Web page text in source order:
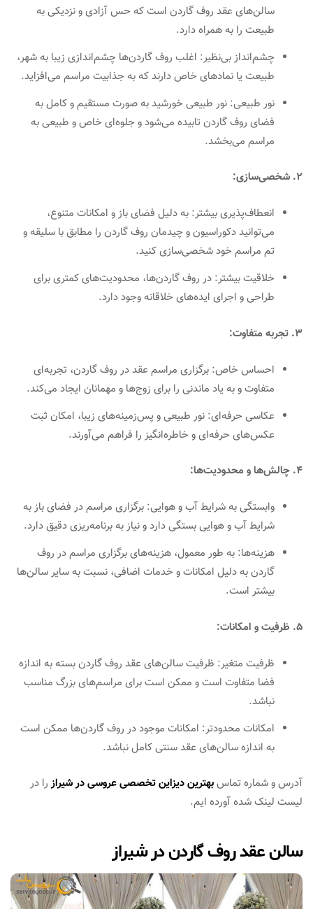
سالن‌های عقد روف گاردن است که حس آزادی و نزدیکی به
طبیعت را به همراه دارد.
چشم‌انداز بی‌نظیر: اغلب روف گاردن‌ها چشم‌اندازی زیبا به شهر،
طبیعت یا نمادهای خاص دارند که به جذابیت مراسم می‌افزاید.
نور طبیعی: نور طبیعی خورشید به صورت مستقیم و کامل به
فضای روف گاردن تابیده می‌شود و جلوه‌ای خاص و طبیعی به
مراسم می‌بخشد.
۲. شخصی‌سازی:
انعطاف‌پذیری بیشتر: به دلیل فضای باز و امکانات متنوع،
می‌توانید دکوراسیون و چیدمان روف گاردن را مطابق با سلیقه و
تم مراسم خود شخصی‌سازی کنید.
خلاقیت بیشتر: در روف گاردن‌ها، محدودیت‌های کمتری برای
طراحی و اجرای ایده‌های خلاقانه وجود دارد.
۳. ت جربه متفاوت:
احساس خاص: برگزاری مراسم عقد در روف گاردن، تجربه‌ای
متفاوت و به یاد ماندنی را برای زوج‌ها و مهمانان ایجاد می‌کند.
عکاسی حرفه‌ای: نور طبیعی و پس‌زمینه‌های زیبا، امکان ثبت
عکس‌های حرفه‌ای و خاطره‌انگیز را فراهم می‌آورند.
۴. چالش‌ها و محدودیت‌ها:
وابستگی به شرایط آب و هوایی: برگزاری مراسم در فضای باز به
شرایط آب و هوایی بستگی دارد و نیاز به برنامه‌ریزی دقیق دارد.
هزینه‌ها: به طور معمول، هزینه‌های برگزاری مراسم در روف
گاردن به دلیل امکانات و خدمات اضافی، نسبت به سایر سالن‌ها
بیشتر است.
۵. ظرفیت و امکانات:
ظرفیت متغیر: ظرفیت سالن‌های عقد روف گاردن بسته به اندازه
فضا متفاوت است و ممکن است برای مراسم‌های بزرگ مناسب
نباشد.
امکانات محدودتر: امکانات موجود در روف گاردن‌ها ممکن است
به اندازه سالن‌های عقد سنتی کامل نباشد.
آدرس و شماره تماسبهترین دیزاین تخصصی عروسی در شیرازرا در
لیست لینک شده آورده ایم.
سالن عقد روف گاردن در شیراز